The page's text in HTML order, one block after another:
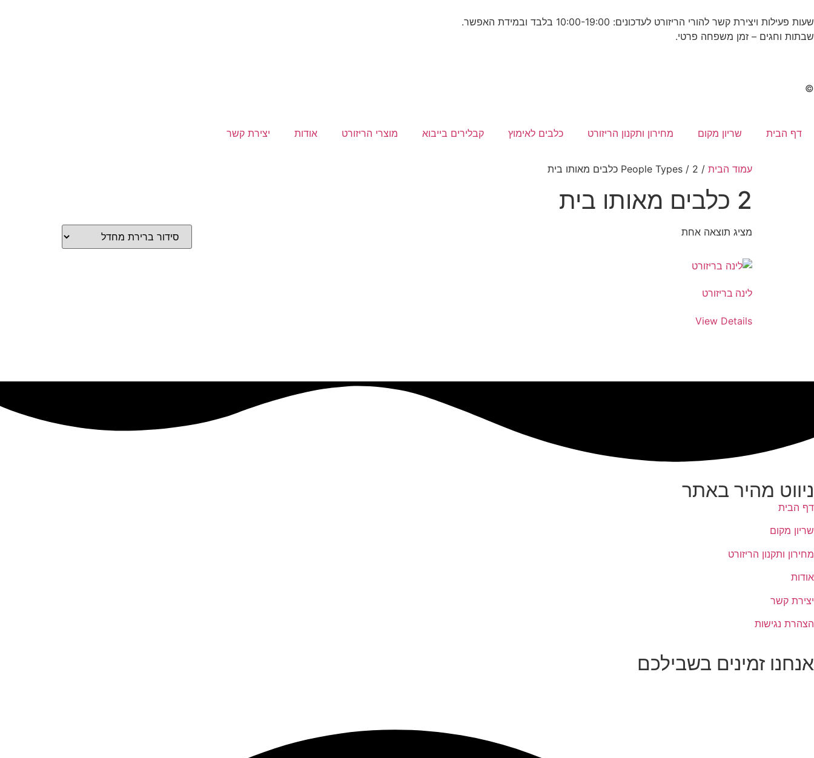
שעות פעילות ויצירת קשר להורי הריזורט לעדכונים: 10:00-19:00 בלבד ובמידת האפשר.
שבתות וחגים – זמן משפחה פרטי.
©
דף הבית שריון מקום מחירון ותקנון הריזורט כלבים לאימוץ קבלירים בייבוא מוצרי הריזורט אודות יצירת קשר
עמוד הבית / People Types / 2 כלבים מאותו בית
2 כלבים מאותו בית
מציג תוצאה אחת
לינה בריזורט
View Details
ניווט מהיר באתר
דף הבית
שריון מקום
מחירון ותקנון הריזורט
אודות
יצירת קשר
הצהרת נגישות
אנחנו זמינים בשבילכם